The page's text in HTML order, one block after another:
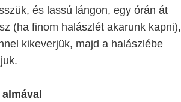
és lassú lángon, egy órán át
(ha finom halászlét akarunk kapni),
kikeverjük, majd a halászlébe